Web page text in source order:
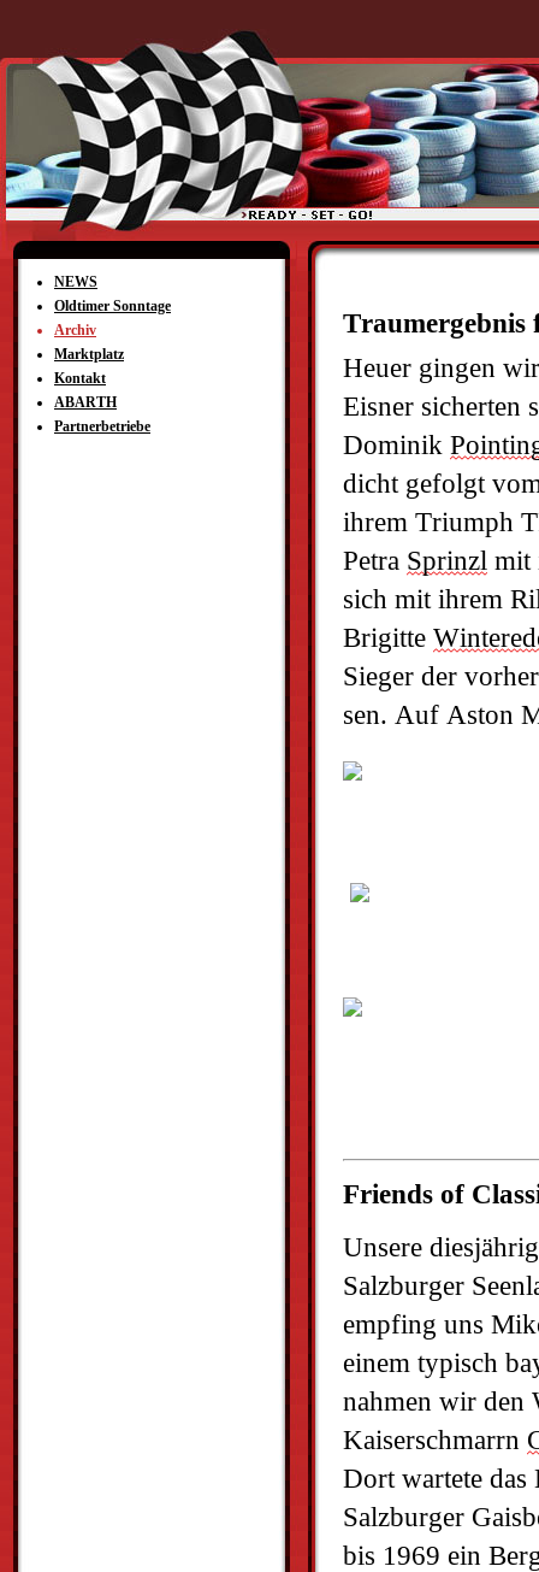
NEWS
Oldtimer Sonntage
Archiv
Marktplatz
Kontakt
ABARTH
Partnerbetriebe
Heuer gingen
Eisner sicherten
Dominik
dicht gefolgt
ihrem Triumph
Petra Sprinzl mit
sich mit ihrem
Brigitte
Sieger der
sen. Auf Aston
Friends of
Unsere
Salzburger
empfing uns
einem typisch
nahmen wir den
Kaiserschmarrn
Dort wartete das
Salzburger
bis 1969 ein